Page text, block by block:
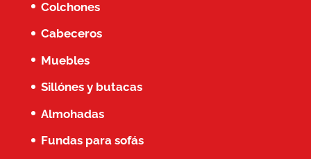
Colchones
Cabeceros
Muebles
Sillónes y butacas
Almohadas
Fundas para sofás